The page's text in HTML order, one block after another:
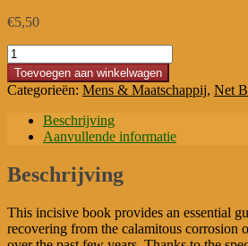
€5,50
Surviving
autocracy
aantal
Toevoegen aan winkelwagen
Categorieën: Mens & Maatschappij, Net
Beschrijving
Aanvullende informatie
Beschrijving
This incisive book provides an essential
recovering from the calamitous corrosion